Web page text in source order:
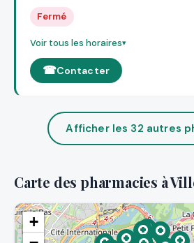
Fermé
Voir tous les horaires
Contacter
Afficher les 32 autres
Carte des pharmacies à
+